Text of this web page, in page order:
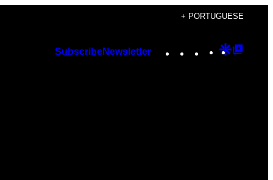
+ PORTUGUESE
SubscribeNewsletter Instagram
TikTok
YouTube
Google